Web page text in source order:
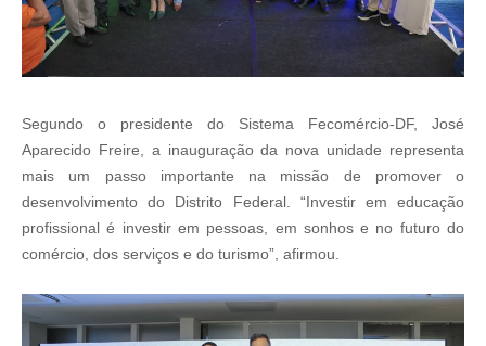
Segundo o presidente do Sistema Fecomércio-DF, José
Aparecido Freire, a inauguração da nova unidade representa
mais um passo importante na missão de promover o
desenvolvimento do Distrito Federal. “Investir em educação
profissional é investir em pessoas, em sonhos e no futuro do
comércio, dos serviços e do turismo”, afirmou.